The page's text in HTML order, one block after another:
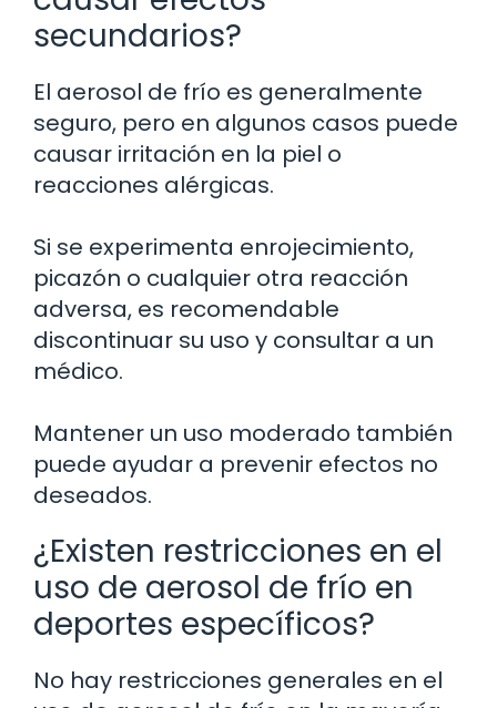
secundarios?
El aerosol de frío es generalmente
seguro, pero en algunos casos puede
causar irritación en la piel o
reacciones alérgicas.
Si se experimenta enrojecimiento,
picazón o cualquier otra reacción
adversa, es recomendable
discontinuar su uso y consultar a un
médico.
Mantener un uso moderado también
puede ayudar a prevenir efectos no
deseados.
¿Existen restricciones en el
uso de aerosol de frío en
deportes específicos?
No hay restricciones generales en el